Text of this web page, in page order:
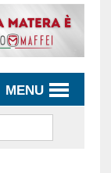
MENU